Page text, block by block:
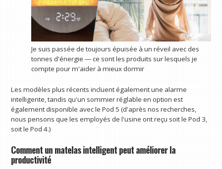
Je suis passée de toujours épuisée à un réveil avec des
tonnes d'énergie — ce sont les produits sur lesquels je
compte pour m'aider à mieux dormir
Les modèles plus récents incluent également une alarme
intelligente, tandis qu'un sommier réglable en option est
également disponible avec le Pod 5 (d'après nos recherches,
nous pensons que les employés de l'usine ont reçu soit le Pod 3,
soit le Pod 4.)
Comment un matelas intelligent peut améliorer la
productivité